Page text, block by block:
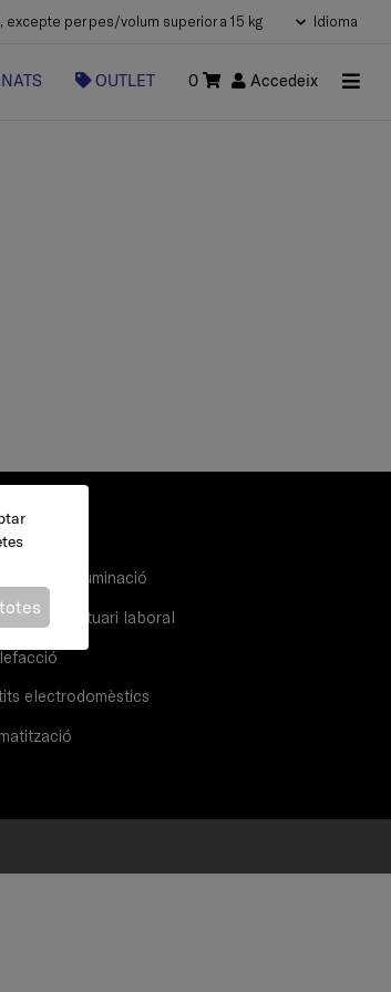
per pes/volum superior a 15 kg Idioma
OUTLET 0 Accedeix
i il·luminació
i vestuari laboral
electrodomèstics